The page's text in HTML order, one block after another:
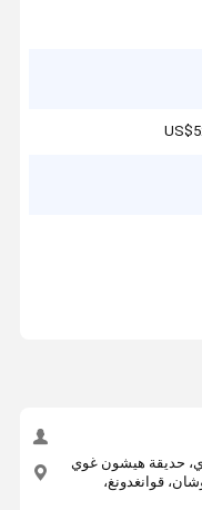
رقم 03، رقم 9 شارع غوي، حديقة هيشون غوي
قوانغدونغ،